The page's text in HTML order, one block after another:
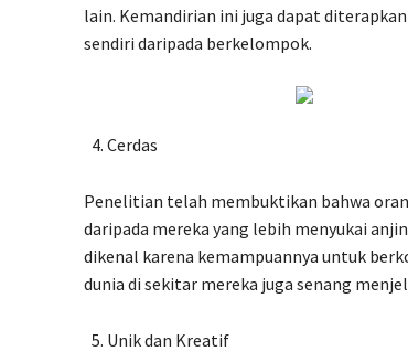
lain. Kemandirian ini juga dapat
sendiri daripada berkelompok.
Cerdas
Penelitian telah membuktikan bahwa
daripada mereka yang lebih menyukai
dikenal karena kemampuannya untuk
dunia di sekitar mereka juga senang
Unik dan Kreatif